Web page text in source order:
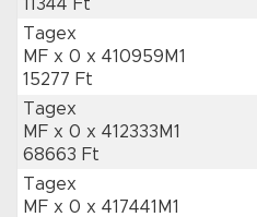
11344 Ft
Tagex
MF x 0 x 410959M1
15277 Ft
Tagex
MF x 0 x 412333M1
68663 Ft
Tagex
MF x 0 x 417441M1